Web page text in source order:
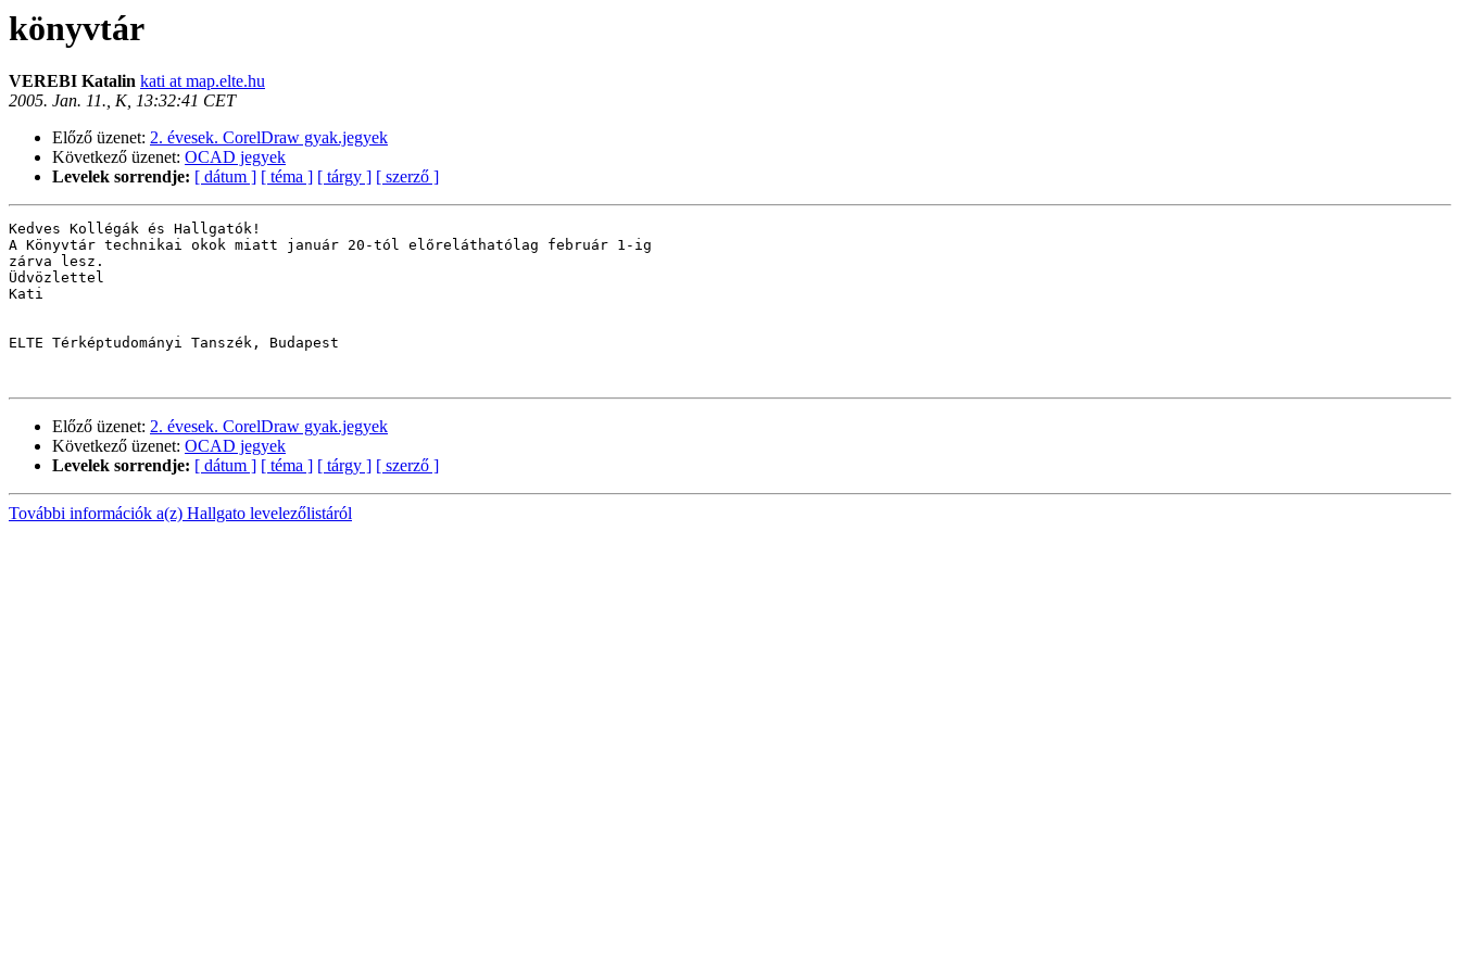
könyvtár
VEREBI Katalin kati at map.elte.hu
2005. Jan. 11., K, 13:32:41 CET
Előző üzenet: 2. évesek. CorelDraw gyak.jegyek
Következő üzenet: OCAD jegyek
Levelek sorrendje: [ dátum ] [ téma ] [ tárgy ] [ szerző ]
Kedves Kollégák és Hallgatók!
A Könyvtár technikai okok miatt január 20-tól előreláthatólag február 1-ig
zárva lesz.
Üdvözlettel
Kati
ELTE Térképtudományi Tanszék, Budapest
Előző üzenet: 2. évesek. CorelDraw gyak.jegyek
Következő üzenet: OCAD jegyek
Levelek sorrendje: [ dátum ] [ téma ] [ tárgy ] [ szerző ]
További információk a(z) Hallgato levelezőlistáról